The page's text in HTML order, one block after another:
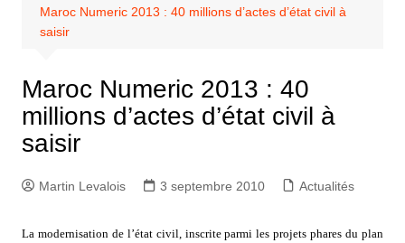
Maroc Numeric 2013 : 40 millions d’actes d’état civil à
saisir
Maroc Numeric 2013 : 40
millions d’actes d’état civil à
saisir
Martin Levalois 3 septembre 2010 Actualités
La modernisation de l’état civil, inscrite parmi les projets phares du plan